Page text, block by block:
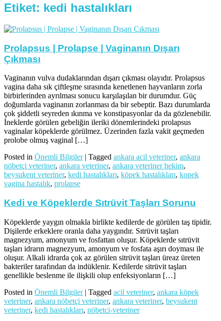
Etiket: kedi hastalıkları
Prolapsus | Prolapse | Vaginanın Dışarı
Çıkması
Vaginanın vulva dudaklarından dışarı çıkması olayıdır. Prolapsus
vagina daha sık çiftleşme sırasında kenetlenen hayvanların zorla
birbirlerinden ayrılması sonucu karşılaşılan bir durumdur. Güç
doğumlarda vaginanın zorlanması da bir sebeptir. Bazı durumlarda
çok şiddetli seyreden ıkınma ve konstipasyonlar da da gözlenebilir.
İneklerde görülen gebeliğin ileriki dönemlerindeki prolapsus
vaginalar köpeklerde görülmez. Üzerinden fazla vakit geçmeden
prolobe olmuş vaginal […]
Posted in Önemli Bilgiler| Tagged ankara acil veteriner, ankara
nöbetçi veteriner, ankara veteriner, ankara veteriner hekim,
beysukent veteriner, kedi hastalıkları, köpek hastalıkları, kopek
vagina hastalık, prolapse
Kedi ve Köpeklerde Sıtrüvit Taşları Sorunu
Köpeklerde yaygın olmakla birlikte kedilerde de görülen taş tipidir.
Dişilerde erkeklere oranla daha yaygındır. Sıtrüvit taşları
magnezyum, amonyum ve fosfattan oluşur. Köpeklerde sıtrüvit
taşları idrarın magnezyum, amonyum ve fosfata aşırı doyması ile
oluşur. Alkali idrarda çok az görülen sitrüvit taşları üreaz üreten
bakteriler tarafından da indüklenir. Kedilerde sitrüvit taşları
genellikle beslenme ile ilişkili olup enfeksiyonların […]
Posted in Önemli Bilgiler| Tagged acil veteriner, ankara köpek
veteriner, ankara nöbetçi veteriner, ankara veteriner, beysukent
veteriner, kedi hastalıkları, nöbetci-veteriner